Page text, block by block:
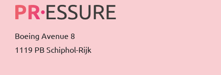
Boeing Avenue 8
1119 PB Schiphol-Rijk